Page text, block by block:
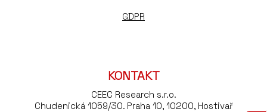
GDPR
KONTAKT
CEEC Research s.r.o.
Chudenická 1059/30. Praha 10, 10200, Hostivař